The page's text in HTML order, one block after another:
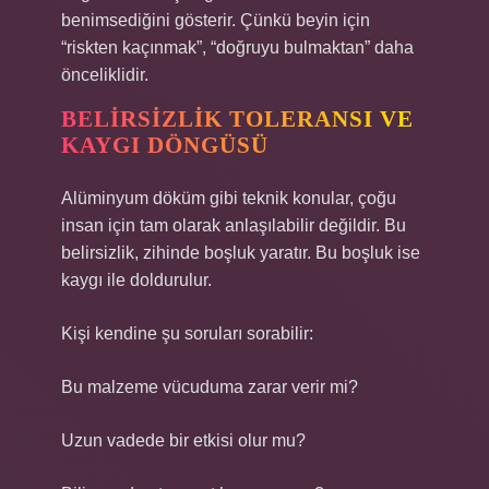
benimsediğini gösterir. Çünkü beyin için
“riskten kaçınmak”, “doğruyu bulmaktan” daha
önceliklidir.
BELIRSIZLIK TOLERANSI VE
KAYGI DÖNGÜSÜ
Alüminyum döküm gibi teknik konular, çoğu
insan için tam olarak anlaşılabilir değildir. Bu
belirsizlik, zihinde boşluk yaratır. Bu boşluk ise
kaygı ile doldurulur.
Kişi kendine şu soruları sorabilir:
Bu malzeme vücuduma zarar verir mi?
Uzun vadede bir etkisi olur mu?